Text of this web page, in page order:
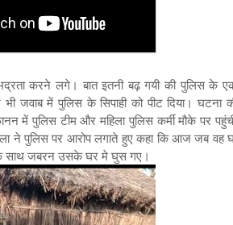
करने लगे। बात इतनी बढ़ गयी की पुलिस के
जवाब में पुलिस के सिपाही को पीट दिया। घटना
में पुलिस टीम और महिला पुलिस कर्मी मौके पर
ने पुलिस पर आरोप लगाते हुए कहा कि आज जब
के साथ जबरन उसके घर मे घुस गए।